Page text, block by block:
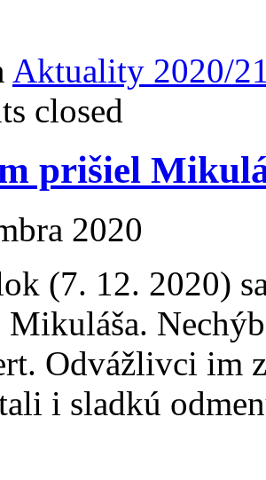
Aktuality 2020/
closed
prišiel
2020
(7. 12. 2020)
Odvážlivci im
i sladkú